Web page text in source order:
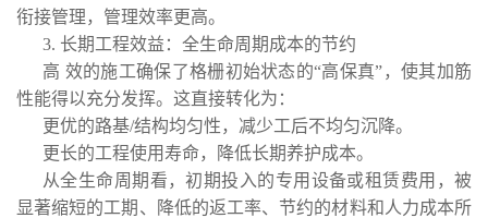
衔接管理，管理效率更高。
3. 长期工程效益：全生命周期成本的节约
高 效的施工确保了格栅初始状态的“高保真”，使其加筋
性能得以充分发挥。这直接转化为：
更优的路基/结构均匀性，减少工后不均匀沉降。
更长的工程使用寿命，降低长期养护成本。
从全生命周期看，初期投入的专用设备或租赁费用，被
显著缩短的工期、降低的返工率、节约的材料和人力成本所